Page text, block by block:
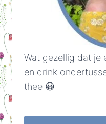
Wat gezellig dat je
en drink
thee 😀